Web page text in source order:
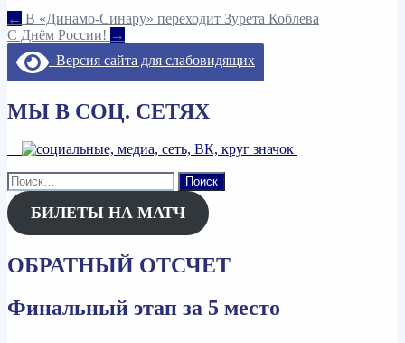
Навигация
по
записям
← В «Динамо-Синару» переходит Зурета Коблева
С Днём России! →
Версия сайта для слабовидящих
МЫ В СОЦ. СЕТЯХ
Найти:
БИЛЕТЫ НА МАТЧ
ОБРАТНЫЙ ОТСЧЕТ
Финальный этап за 5 место